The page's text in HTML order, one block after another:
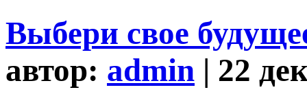
Выбери свое
автор: admin | 22